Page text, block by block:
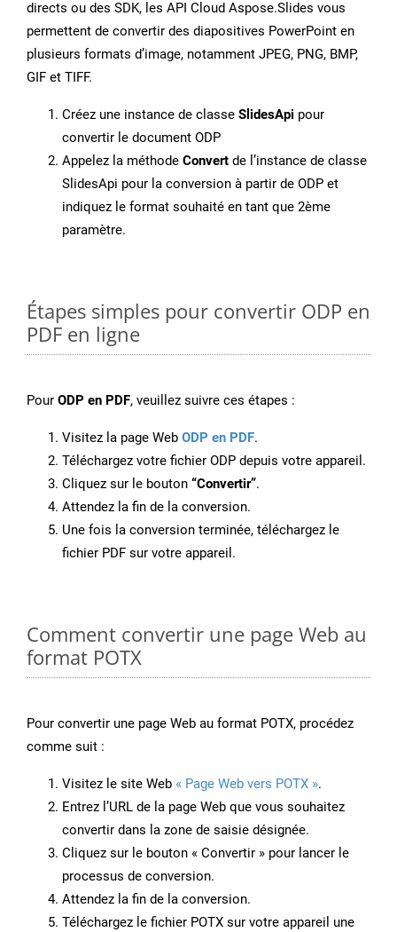
directs ou des SDK, les API Cloud Aspose.Slides vous
permettent de convertir des diapositives PowerPoint en
plusieurs formats d’image, notamment JPEG, PNG, BMP,
GIF et TIFF.
Créez une instance de classe SlidesApi pour
convertir le document ODP
Appelez la méthode Convert de l’instance de classe
SlidesApi pour la conversion à partir de ODP et
indiquez le format souhaité en tant que 2ème
paramètre.
Étapes simples pour convertir ODP en
PDF en ligne
Pour ODP en PDF, veuillez suivre ces étapes :
Visitez la page Web ODP en PDF.
Téléchargez votre fichier ODP depuis votre appareil.
Cliquez sur le bouton “Convertir”.
Attendez la fin de la conversion.
Une fois la conversion terminée, téléchargez le
fichier PDF sur votre appareil.
Comment convertir une page Web au
format POTX
Pour convertir une page Web au format POTX, procédez
comme suit :
Visitez le site Web « Page Web vers POTX ».
Entrez l’URL de la page Web que vous souhaitez
convertir dans la zone de saisie désignée.
Cliquez sur le bouton « Convertir » pour lancer le
processus de conversion.
Attendez la fin de la conversion.
Téléchargez le fichier POTX sur votre appareil une